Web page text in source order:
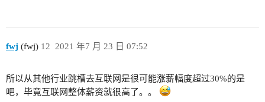
fwj (fwj) 2021 年7 月 23 日 07:52
12
所以从其他行业跳槽去互联网是很可能涨薪幅度超过30%的是
吧，毕竟互联网整体薪资就很高了。。